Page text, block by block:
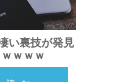
い裏技が発見
ｗｗｗ